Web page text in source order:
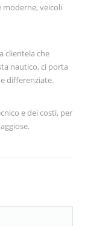
moderne, veicoli
clientela che
nautico, ci porta
differenziate.
e dei costi, per